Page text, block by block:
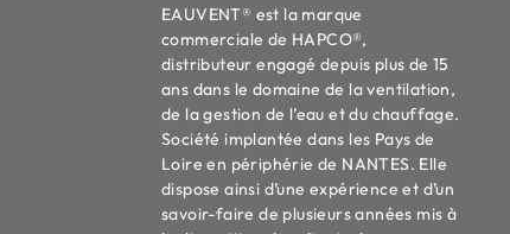
EAUVENT® est la marque
commerciale de HAPCO®,
distributeur engagé depuis plus de 15
ans dans le domaine de la ventilation,
de la gestion de l’eau et du chauffage.
Société implantée dans les Pays de
Loire en périphérie de NANTES. Elle
dispose ainsi d’une expérience et d’un
savoir-faire de plusieurs années mis à